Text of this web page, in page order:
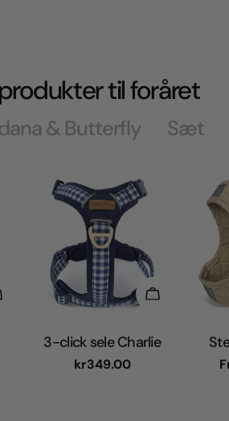
til foråret
& Butterfly Sæt
Muligheder Vælg
3-click sele Charlie
Normal
kr349.00